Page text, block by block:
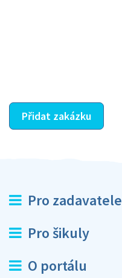
Přidat zakázku
Pro zadavatele
Pro šikuly
O portálu